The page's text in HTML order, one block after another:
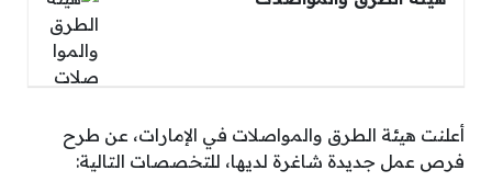
أعلنت هيئة الطرق والمواصلات في الإمارات، عن طرح
فرص عمل جديدة شاغرة لديها، للتخصصات التالية: